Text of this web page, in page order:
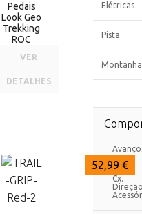
Pedais
Look Geo
Trekking
ROC
VER
DETALHES
65,00 €
60,00 €
52,99 €
Elétricas
Pista
Montanha
Cx.